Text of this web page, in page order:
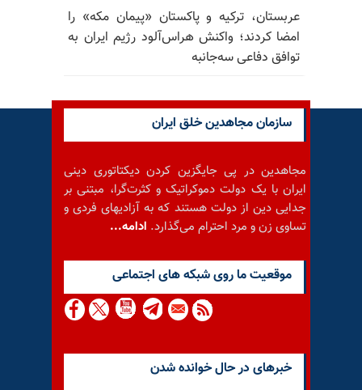
عربستان، ترکیه و پاکستان «پیمان مکه» را
امضا کردند؛ واکنش هراس‌آلود رژیم ایران به
توافق دفاعی سه‌جانبه
سازمان مجاهدین خلق ایران
مجاهدین در پی جایگزین کردن دیکتاتوری دینی
ایران با یک دولت دموکراتیک و کثرت‌گرا، مبتنی بر
جدایی دین از دولت هستند که به آزادیهای فردی و
تساوی زن و مرد احترام می‌گذارد. ادامه...
موقعيت ما روى شبكه هاى اجتماعى
خبرهای در حال خوانده شدن